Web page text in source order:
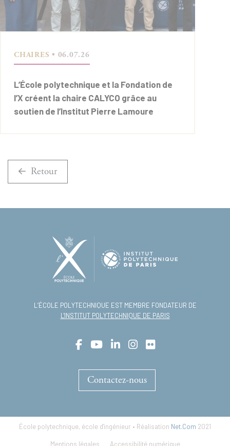
CHAIRES • 06.07.26
L’École polytechnique et la Fondation de
l’X créent la chaire CALYCO grâce au
soutien de l’Institut Pierre Lamoure
Retour
L’ÉCOLE POLYTECHNIQUE EST MEMBRE FONDATEUR DE
L'INSTITUT POLYTECHNIQUE DE PARIS
Contactez-nous
École polytechnique, école d'ingénieur • Réalisation Net.Com 2021
Mentions légales Accessibilité numérique